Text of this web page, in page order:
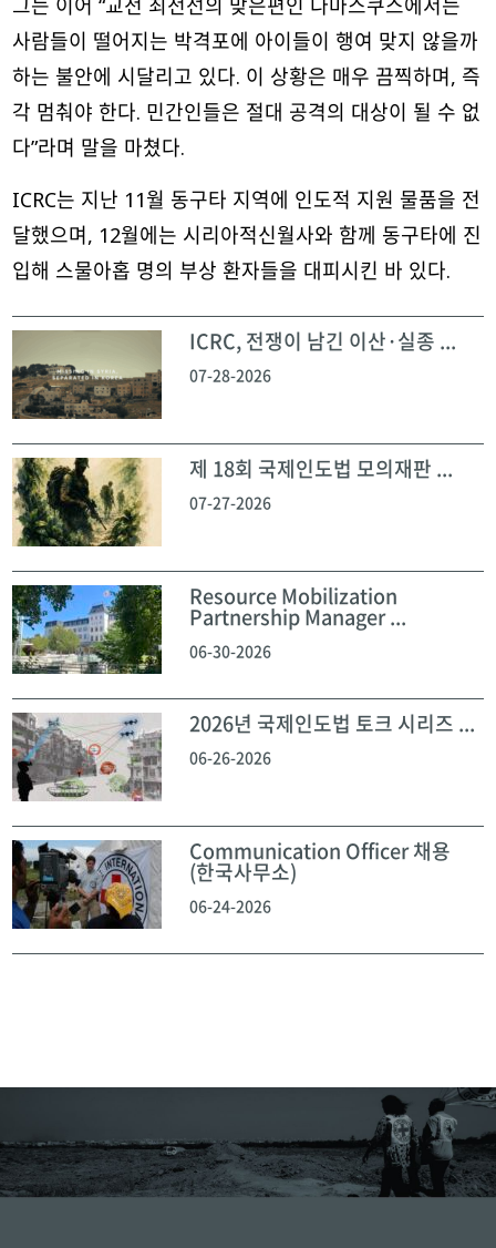
그는 이어 “교전 최전선의 맞은편인 다마스쿠스에서는
사람들이 떨어지는 박격포에 아이들이 행여 맞지 않을까
하는 불안에 시달리고 있다. 이 상황은 매우 끔찍하며, 즉
각 멈춰야 한다. 민간인들은 절대 공격의 대상이 될 수 없
다”라며 말을 마쳤다.
ICRC는 지난 11월 동구타 지역에 인도적 지원 물품을 전
달했으며, 12월에는 시리아적신월사와 함께 동구타에 진
입해 스물아홉 명의 부상 환자들을 대피시킨 바 있다.
ICRC, 전쟁이 남긴 이산·실종 ...
07-28-2026
제 18회 국제인도법 모의재판 ...
07-27-2026
Resource Mobilization
Partnership Manager ...
06-30-2026
2026년 국제인도법 토크 시리즈 ...
06-26-2026
Communication Officer 채용
(한국사무소)
06-24-2026